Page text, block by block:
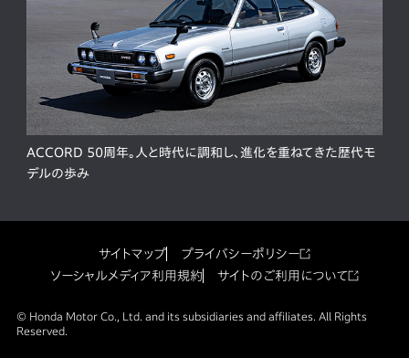
ACCORD 50周年。人と時代に調和し、進化を重ねてきた歴代モ
デルの歩み
サイトマップ
プライバシーポリシー
ソーシャルメディア利用規約
サイトのご利用について
© Honda Motor Co., Ltd. and its subsidiaries and affiliates. All Rights
Reserved.